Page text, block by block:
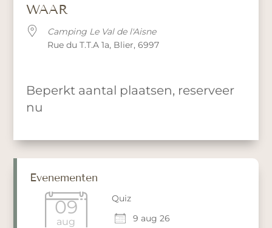
WAAR
Camping Le Val de l'Aisne
Rue du T.T.A 1a, Blier, 6997
Beperkt aantal plaatsen, reserveer
nu
Evenementen
09
aug
Quiz
9 aug 26